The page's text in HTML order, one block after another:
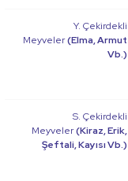
Y. Çekirdekli
Meyveler(Elma, Armut
Vb.)
S. Çekirdekli
Meyveler(Kiraz, Erik,
Şeftali, Kayısı Vb.)